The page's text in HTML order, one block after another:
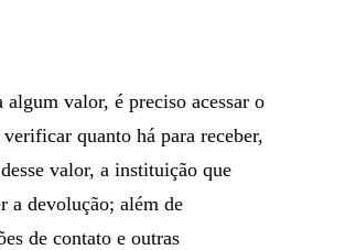
algum valor, é preciso acessar o
verificar quanto há para receber,
valor, a instituição que
a devolução; além de
de contato e outras